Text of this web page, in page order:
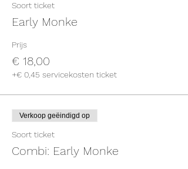
Soort ticket
Early Monke
Prijs
€ 18,00
+€ 0,45 servicekosten ticket
Verkoop geëindigd op
Soort ticket
Combi: Early Monke